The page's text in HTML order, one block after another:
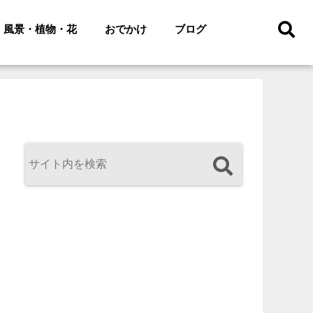
風景・植物・花 おでかけ ブログ